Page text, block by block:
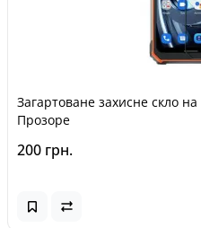
Загартоване захисне скло
Прозоре
200 грн.